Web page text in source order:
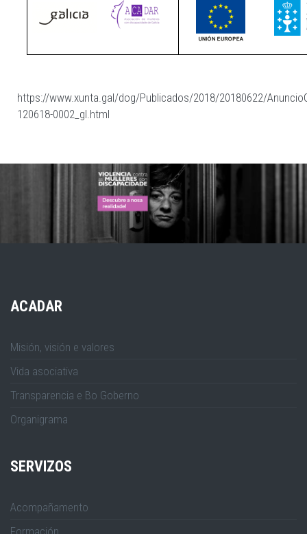
https://www.xunta.gal/dog/Publicados/2018/20180622/
120618-0002_gl.html
ACADAR
Misión, visión e valores
Vida asociativa
Transparencia e Bo Goberno
Organigrama
SERVIZOS
Acompañamento